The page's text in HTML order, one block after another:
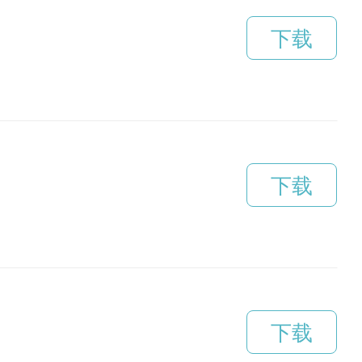
下载
下载
下载